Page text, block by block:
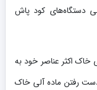
دستگاه‌های کود پاش
خاک اکثر عناصر خود به
رفتن ماده آلی خاک